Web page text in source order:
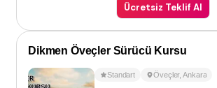
Ücretsiz Teklif Al
Dikmen Öveçler Sürücü Kursu
Standart Öveçler,Ankara